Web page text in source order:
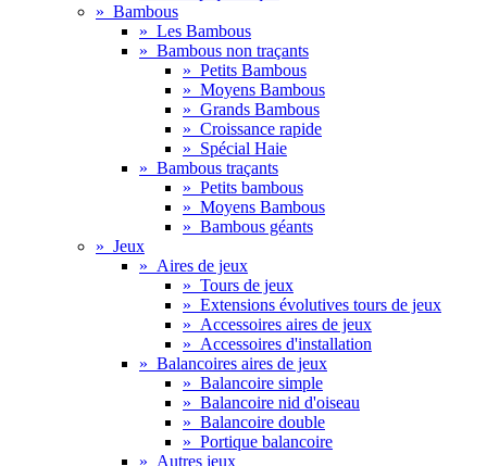
» Bambous
» Les Bambous
» Bambous non traçants
» Petits Bambous
» Moyens Bambous
» Grands Bambous
» Croissance rapide
» Spécial Haie
» Bambous traçants
» Petits bambous
» Moyens Bambous
» Bambous géants
» Jeux
» Aires de jeux
» Tours de jeux
» Extensions évolutives tours de jeux
» Accessoires aires de jeux
» Accessoires d'installation
» Balancoires aires de jeux
» Balancoire simple
» Balancoire nid d'oiseau
» Balancoire double
» Portique balancoire
» Autres jeux